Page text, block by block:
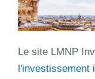
Le site LMNP
l'investissement